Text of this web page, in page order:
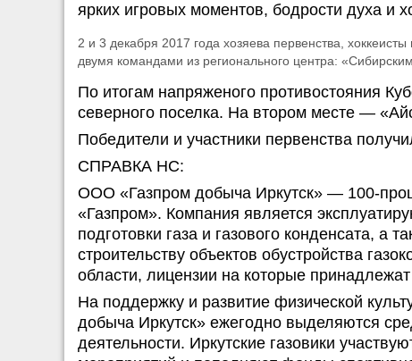
ярких игровых моментов, бодрости духа и
2 и 3 декабря 2017 года хозяева первенства,
двумя командами из регионального центра:
По итогам напряженого противостояния
северного поселка. На втором месте —
Победители и участники первенства
СПРАВКА НС:
ООО «Газпром добыча Иркутск» — 100-
«Газпром». Компания является
подготовки газа и газового конденсата, а
строительству объектов обустройства
области, лицензии на которые
На поддержку и развитие физической
добыча Иркутск» ежегодно выделяются
деятельности. Иркутские газовики